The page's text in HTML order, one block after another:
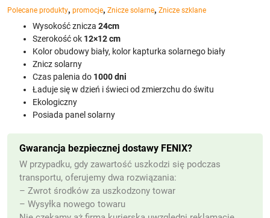
Polecane produkty, promocje, Znicze solarne, Znicze szklane
Wysokość znicza 24cm
Szerokość ok 12×12 cm
Kolor obudowy biały, kolor kapturka solarnego biały
Znicz solarny
Czas palenia do 1000 dni
Ładuje się w dzień i świeci od zmierzchu do świtu
Ekologiczny
Posiada panel solarny
Gwarancja bezpiecznej dostawy FENIX?
W przypadku, gdy zawartość uszkodzi się podczas
transportu, oferujemy dwa rozwiązania:
– Zwrot środków za uszkodzony towar
– Wysyłka nowego towaru